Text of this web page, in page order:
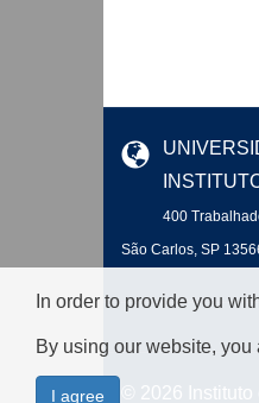
400
São Carlos, SP
© 2026
In order to provide you
By using our website,
I agree